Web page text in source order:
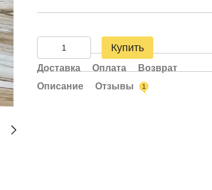
Купить
Доставка Оплата
Возврат
Описание
Отзывы 1